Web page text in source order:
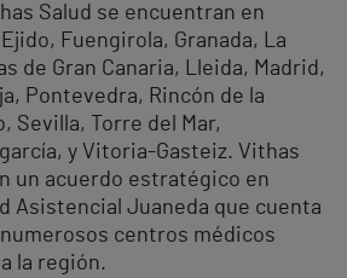
Salud se encuentran en
Fuengirola, Granada, La
de Gran Canaria, Lleida, Madrid,
Pontevedra, Rincón de la
Sevilla, Torre del Mar,
y Vitoria-Gasteiz. Vithas
un acuerdo estratégico en
Asistencial Juaneda que cuenta
centros médicos
la región.